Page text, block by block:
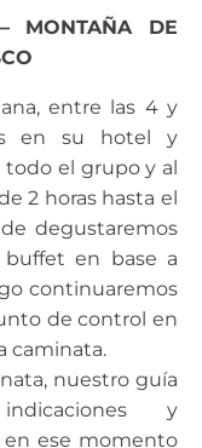
MONTAÑA DE
entre las 4 y
en su hotel y
el grupo y al
2 horas hasta el
degustaremos
en base a
continuaremos
de control en
caminata.
nuestro guía
y
en ese momento